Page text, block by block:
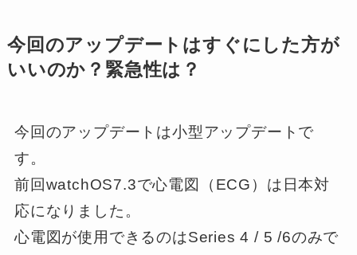
今回のアップデートはすぐにした方が
いいのか？緊急性は？
今回のアップデートは小型アップデートで
す。
前回watchOS7.3で心電図（ECG）は日本対
応になりました。
心電図が使用できるのはSeries 4 / 5 /6のみで